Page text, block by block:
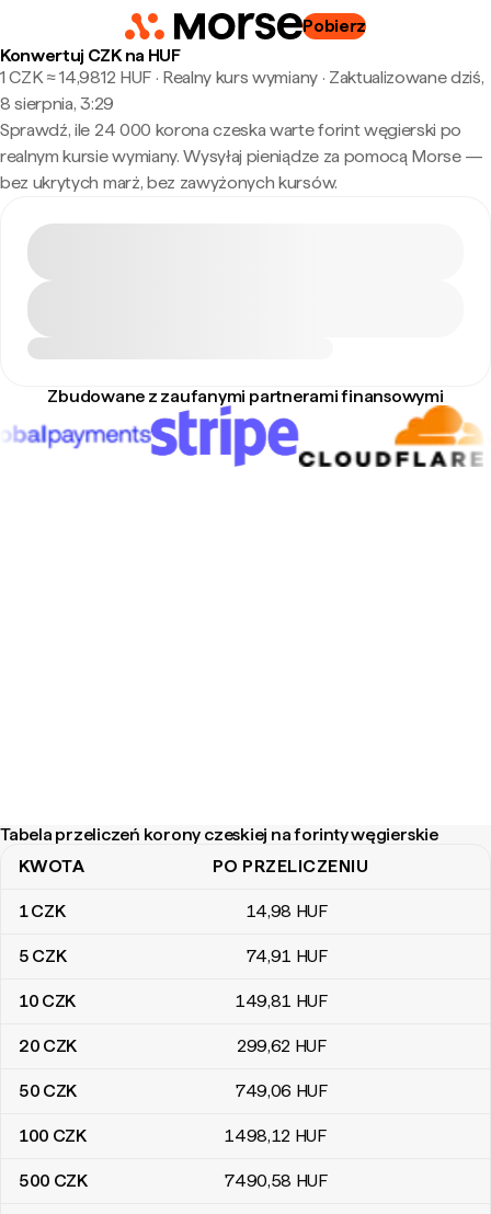
Pobierz
Konwertuj CZK na HUF
1 CZK ≈ 14,9812 HUF · Realny kurs wymiany· Zaktualizowane dziś,
8 sierpnia, 3:29
Sprawdź, ile 24 000 korona czeska warte forint węgierski po
realnym kursie wymiany. Wysyłaj pieniądze za pomocą Morse —
bez ukrytych marż, bez zawyżonych kursów.
Zbudowane z zaufanymi partnerami finansowymi
Tabela przeliczeń korony czeskiej na forinty węgierskie
Tabela przeliczeń korony czeskiej na forinty węgierskie
KWOTA PO PRZELICZENIU
1CZK 14,98 HUF
5 CZK 74,91 HUF
10 CZK 149,81 HUF
20 CZK 299,62 HUF
50 CZK 749,06 HUF
100 CZK 1498,12 HUF
500 CZK 7490,58 HUF